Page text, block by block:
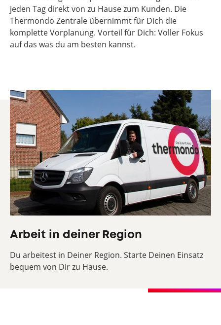
jeden Tag direkt von zu Hause zum Kunden. Die
Thermondo Zentrale übernimmt für Dich die
komplette Vorplanung. Vorteil für Dich: Voller Fokus
auf das was du am besten kannst.
Arbeit in deiner Region
Du arbeitest in Deiner Region. Starte Deinen Einsatz
bequem von Dir zu Hause.